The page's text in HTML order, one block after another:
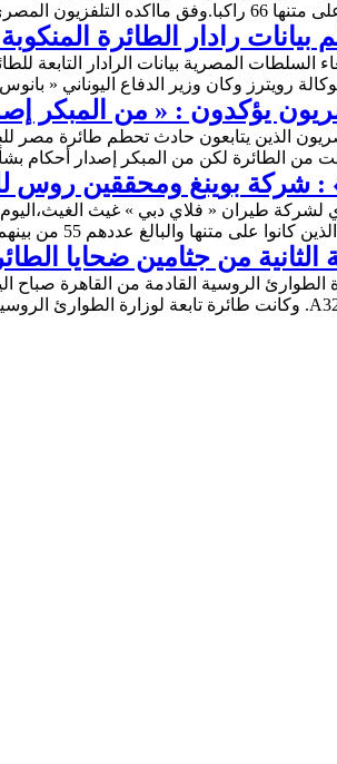
للطيران في رحلتها رقم 804 المتجهة من …
بيانات رادار الطائرة
السلطات المصرية بيانات الرادار
لوكالة رويترز وكان وزير الدفاع اليوناني
يؤكدون : « من المبكر
الذين يتابعون حادث تحطم طائرة مصر
من الطائرة لكن من المبكر إصدار أحكام
: شركة بوينغ ومحققين روس
والبالغ عددهم 55 من بينهم 44 روسيا إلى جانب طاقمها المكون …
من جثامين ضحايا
الروسية القادمة من القاهرة صباح